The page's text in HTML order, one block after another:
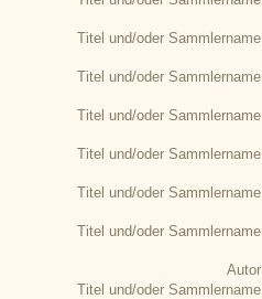
Titel und/oder Sammlername
Titel und/oder Sammlername
Titel und/oder Sammlername
Titel und/oder Sammlername
Titel und/oder Sammlername
Titel und/oder Sammlername
Autor
Titel und/oder Sammlername